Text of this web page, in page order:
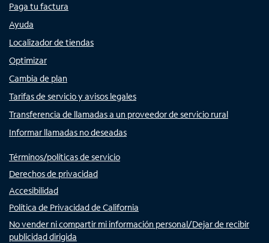
Paga tu factura
Ayuda
Localizador de tiendas
Optimizar
Cambia de plan
Tarifas de servicio y avisos legales
Transferencia de llamadas a un proveedor de servicio rural
Informar llamadas no deseadas
Términos/políticas de servicio
Derechos de privacidad
Accesibilidad
Política de Privacidad de California
No vender ni compartir mi información personal/Dejar de recibir
publicidad dirigida